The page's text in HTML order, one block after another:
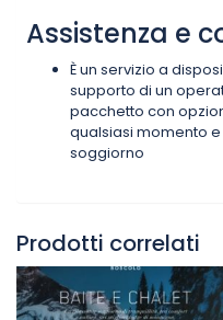
Assistenza e
È un servizio a
supporto di un
pacchetto con
qualsiasi momento
soggiorno
Prodotti correlati